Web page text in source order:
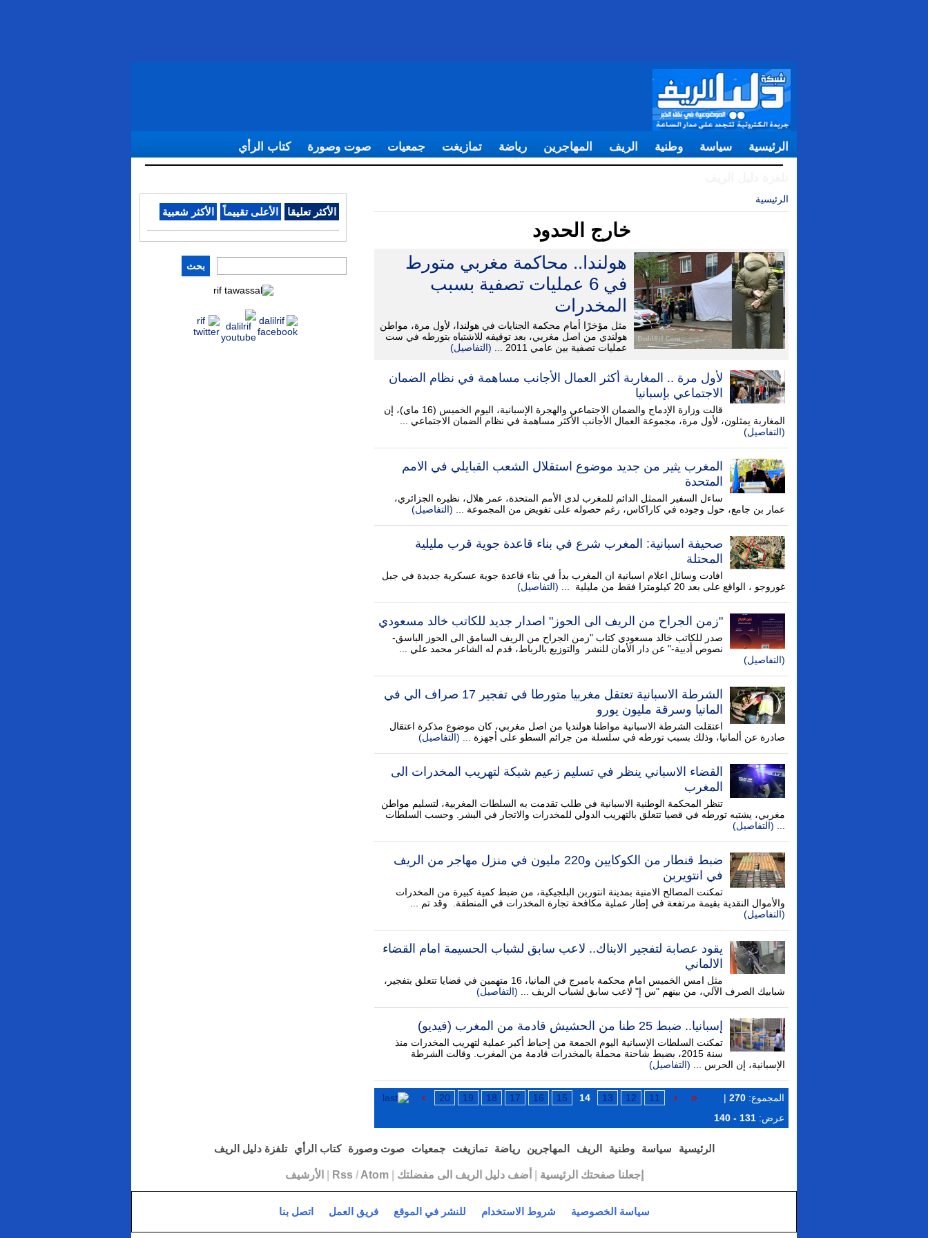
الرئيسية سياسة وطنية الريف المهاجرين رياضة تمازيغت جمعيات صوت وصورة كتاب الرأي
الرئيسية
خارج الحدود
هولندا.. محاكمة مغربي متورط
في 6 عمليات تصفية بسبب
المخدرات
مثل مؤخرًا أمام محكمة الجنايات في هولندا، لأول مرة، مواطن
هولندي من اصل مغربي، بعد توقيفه للاشتباه بتورطه في ست
عمليات تصفية بين عامي 2011 ...
(التفاصيل)
لأول مرة .. المغاربة أكثر العمال الأجانب مساهمة في نظام الضمان
الاجتماعي بإسبانيا
قالت وزارة الإدماج والضمان الاجتماعي والهجرة الإسبانية، اليوم الخميس (16 ماي)، إن
المغاربة يمثلون، لأول مرة، مجموعة العمال الأجانب الأكثر مساهمة في نظام الضمان الاجتماعي ...
(التفاصيل)
المغرب يثير من جديد موضوع استقلال الشعب القبايلي في الامم
المتحدة
ساءل السفير الممثل الدائم للمغرب لدى الأمم المتحدة، عمر هلال، نظيره الجزائري،
عمار بن جامع، حول وجوده في كاراكاس، رغم حصوله على تفويض من المجموعة ... (التفاصيل)
صحيفة اسبانية: المغرب شرع في بناء قاعدة جوية قرب مليلية
المحتلة
افادت وسائل اعلام اسبانية ان المغرب بدأ في بناء قاعدة جوية عسكرية جديدة في جبل
غوروجو ، الواقع على بعد 20 كيلومترا فقط من مليلية ...
(التفاصيل)
"زمن الجراح من الريف الى الحوز" اصدار جديد للكاتب خالد مسعودي
صدر للكاتب خالد مسعودي كتاب "زمن الجراح من الريف السامق الى الحوز الباسق-
نصوص أدبية-" عن دار الأمان للنشر والتوزيع بالرباط، قدم له الشاعر محمد علي ...
(التفاصيل)
الشرطة الاسبانية تعتقل مغربيا متورطا في تفجير 17 صراف الي في
المانيا وسرقة مليون يورو
اعتقلت الشرطة الاسبانية مواطنا هولنديا من اصل مغربي، كان موضوع مذكرة اعتقال
صادرة عن ألمانيا، وذلك بسبب تورطه في سلسلة من جرائم السطو على أجهزة ... (التفاصيل)
القضاء الاسباني ينظر في تسليم زعيم شبكة لتهريب المخدرات الى
المغرب
تنظر المحكمة الوطنية الاسبانية في طلب تقدمت به السلطات المغربية، لتسليم مواطن
مغربي، يشتبه تورطه في قضيا تتعلق بالتهريب الدولي للمخدرات والاتجار في البشر. وحسب السلطات
(التفاصيل)
ضبط قنطار من الكوكايين و220 مليون في منزل مهاجر من الريف
في انتويربن
تمكنت المصالح الامنية بمدينة انتوربن البلجيكية، من ضبط كمية كبيرة من المخدرات
والأموال النقدية بقيمة مرتفعة في إطار عملية مكافحة تجارة المخدرات في المنطقة. وقد تم ...
(التفاصيل)
يقود عصابة لتفجير الابناك.. لاعب سابق لشباب الحسيمة امام القضاء
الالماني
مثل امس الخميس امام محكمة بامبرج في المانيا، 16 متهمين في قضايا تتعلق بتفجير،
شبابيك الصرف الآلي، من بينهم "س إ" لاعب سابق لشباب الريف ... (التفاصيل)
إسبانيا.. ضبط 25 طنا من الحشيش قادمة من المغرب (فيديو)
تمكنت السلطات الإسبانية اليوم الجمعة من إحباط أكبر عملية لتهريب المخدرات منذ
سنة 2015، بضبط شاحنة محملة بالمخدرات قادمة من المغرب. وقالت الشرطة
الإسبانية، إن الحرس ... (التفاصيل)
11
12
13
14
15
16
17
18
19
20 المجموع: 270
|
عرض: 131 - 140
الأكثر تعليقا الأعلى تقييماً الأكثر شعبية
بحث
الرئيسية سياسة وطنية الريف المهاجرين رياضة تمازيغت جمعيات صوت وصورة كتاب الرأي تلفزة دليل الريف
إجعلنا صفحتك الرئيسية أضف دليل الريف الى مفضلتك |
Rss / Atom الأرشيف
سياسة الخصوصية شروط الاستخدام للنشر في الموقع فريق العمل اتصل بنا